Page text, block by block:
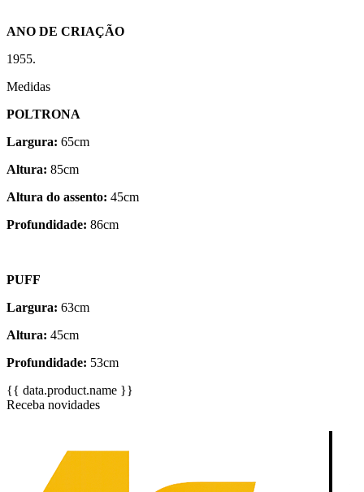
ANO DE CRIAÇÃO
1955.
Medidas
POLTRONA
Largura: 65cm
Altura: 85cm
Altura do assento: 45cm
Profundidade: 86cm
PUFF
Largura: 63cm
Altura: 45cm
Profundidade: 53cm
{{ data.product.name }}
Receba novidades